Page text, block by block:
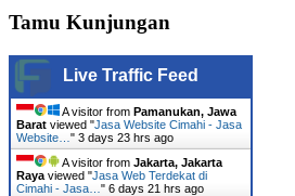
Tamu Kunjungan
Live Traffic Feed
A visitor from Pamanukan, Jawa
Barat viewed "Jasa Website Cimahi - Jasa
Website… " 3 days 23 hrs ago
A visitor from Jakarta, Jakarta
Raya viewed "Jasa Web Terdekat di
Cimahi - Jasa… " 6 days 21 hrs ago